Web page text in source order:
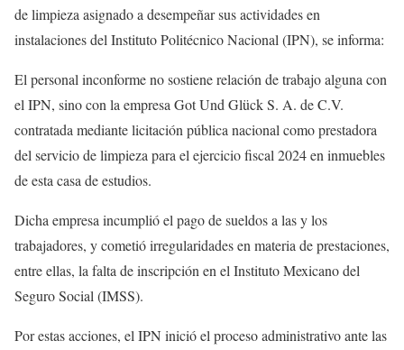
de limpieza asignado a desempeñar sus actividades en
instalaciones del Instituto Politécnico Nacional (IPN), se informa:
El personal inconforme no sostiene relación de trabajo alguna con
el IPN, sino con la empresa Got Und Glück S. A. de C.V.
contratada mediante licitación pública nacional como prestadora
del servicio de limpieza para el ejercicio fiscal 2024 en inmuebles
de esta casa de estudios.
Dicha empresa incumplió el pago de sueldos a las y los
trabajadores, y cometió irregularidades en materia de prestaciones,
entre ellas, la falta de inscripción en el Instituto Mexicano del
Seguro Social (IMSS).
Por estas acciones, el IPN inició el proceso administrativo ante las